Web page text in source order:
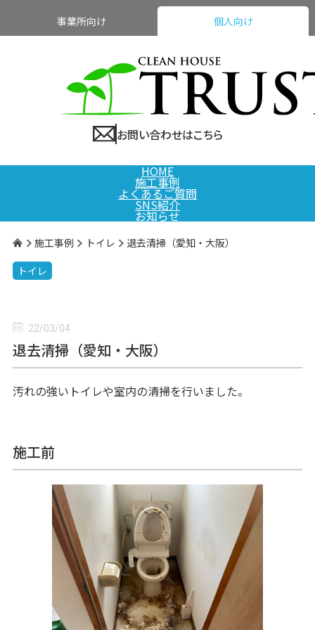
事業所向け 個人向け
お問い合わせはこちら
HOME
施工事例
よくあるご質問
SNS紹介
お知らせ
施工事例 トイレ
退去清掃（愛知・大阪）
トイレ
22/03/04
退去清掃（愛知・大阪）
汚れの強いトイレや室内の清掃を行いました。
施工前